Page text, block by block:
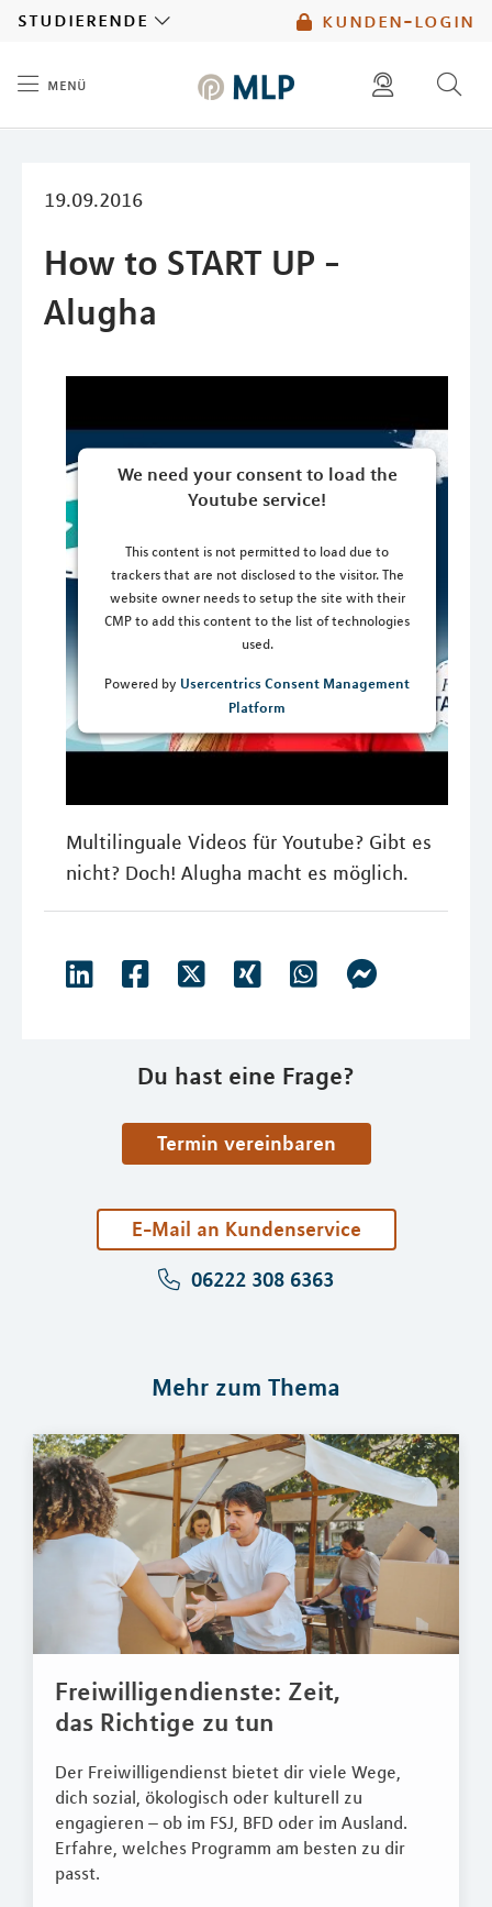
kunden-login
studierende
menü
19.09.2016
How to START UP -
Alugha
We need your consent to load the
Youtube service!
This content is not permitted to load due to
trackers that are not disclosed to the visitor. The
website owner needs to setup the site with their
CMP to add this content to the list of technologies
used.
Powered by Usercentrics Consent Management
Platform
Multilinguale Videos für Youtube? Gibt es
nicht? Doch! Alugha macht es möglich.
Du hast eine Frage?
Termin vereinbaren
E-Mail an Kundenservice
06222 308 6363
Mehr zum Thema
Freiwilligendienste: Zeit,
das Richtige zu tun
Der Freiwilligendienst bietet dir viele Wege,
dich sozial, ökologisch oder kulturell zu
engagieren – ob im FSJ, BFD oder im Ausland.
Erfahre, welches Programm am besten zu dir
passt.